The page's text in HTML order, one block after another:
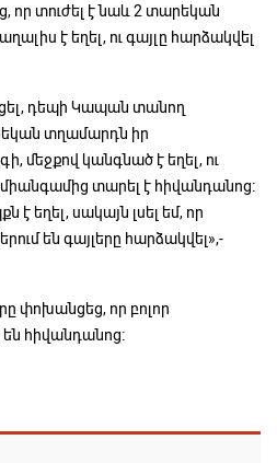
որ տուժել է նաև 2 տարեկան
է եղել, ու գայլը հարձակվել
դեպի Կապան տանող
տղամարդն իր
մեջքով կանգնած է եղել, ու
միանգամից տարել է հիվանդանոց։
է եղել, սակայն լսել եմ, որ
են գայլերը հարձակվել»,-
փոխանցեց, որ բոլոր
հիվանդանոց։